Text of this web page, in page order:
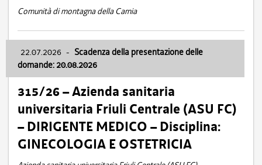
Comunità di montagna della Carnia
22.07.2026 - Scadenza della presentazione delle
domande: 20.08.2026
315/26 – Azienda sanitaria
universitaria Friuli Centrale (ASU FC)
– DIRIGENTE MEDICO – Disciplina:
GINECOLOGIA E OSTETRICIA